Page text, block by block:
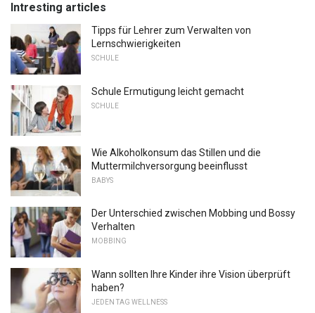
Intresting articles
Tipps für Lehrer zum Verwalten von
Lernschwierigkeiten
SCHULE
Schule Ermutigung leicht gemacht
SCHULE
Wie Alkoholkonsum das Stillen und die
Muttermilchversorgung beeinflusst
BABYS
Der Unterschied zwischen Mobbing und Bossy
Verhalten
MOBBING
Wann sollten Ihre Kinder ihre Vision überprüft
haben?
JEDEN TAG WELLNESS